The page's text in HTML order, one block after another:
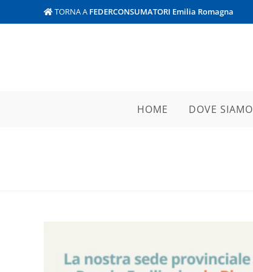
TORNA A FEDERCONSUMATORI Emilia Romagna
HOME DOVE SIAMO